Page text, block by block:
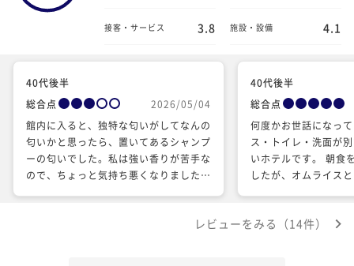
接客・サービス 3.8 施設・設備 4.1
40代後半
総合点
2026/05/04
館内に入ると、独特な匂いがしてなんの
匂いかと思ったら、置いてあるシャンプ
ーの匂いでした。私は強い香りが苦手な
ので、ちょっと気持ち悪くなりました。
く綺麗なのに残念な所が目についちゃい
40代後半
総合点
何度かお世話になっ
ス・トイレ・洗面が
いホテルです。 朝食
したが、オムライス
レビューをみる（14件）